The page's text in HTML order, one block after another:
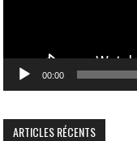
00:00
ARTICLES RÉCENTS